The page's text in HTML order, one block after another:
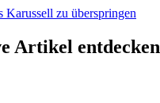
Karussell zu überspringen
Artikel entdecken